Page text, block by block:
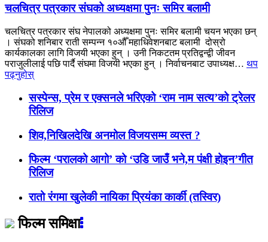
चलचित्र पत्रकार संघको अध्यक्षमा पुनः समिर बलामी
चलचित्र पत्रकार संघ नेपालको अध्यक्षमा पुनः समिर बलामी चयन भएका छन्
। संघको शनिबार राती सम्पन्न १०औँ महाधिवेशनबाट बलामी दोस्रो
कार्यकालका लागि विजयी भएका हुन् । उनी निकटतम प्रतिद्वन्द्वी जीवन
पराजुलीलाई पछि पार्दै संघमा विजयी भएका हुन् । निर्वाचनबाट उपाध्यक्ष… थप
पढ्नुहोस्
सस्पेन्स, प्रेम र एक्सनले भरिएको ‘राम नाम सत्य’को ट्रेलर
रिलिज
शिव,निखिलदेखि अनमोल विजयसम्म व्यस्त ?
फिल्म ‘परालको आगो’ को ‘उडि जाउँ भने,म पंक्षी होइन’गीत
रिलिज
रातो रंगमा खुलेकी नायिका प्रियंका कार्की (तस्विर)
फिल्म समिक्षा